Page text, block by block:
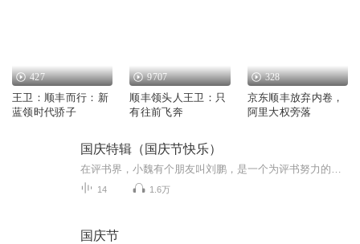
427
王卫：顺丰而行：新
蓝领时代骄子
9707
顺丰领头人王卫：只
有往前飞奔
328
京东顺丰放弃内卷，
阿里大权旁落
国庆特辑（国庆节快乐）
14 1.6万
国庆节